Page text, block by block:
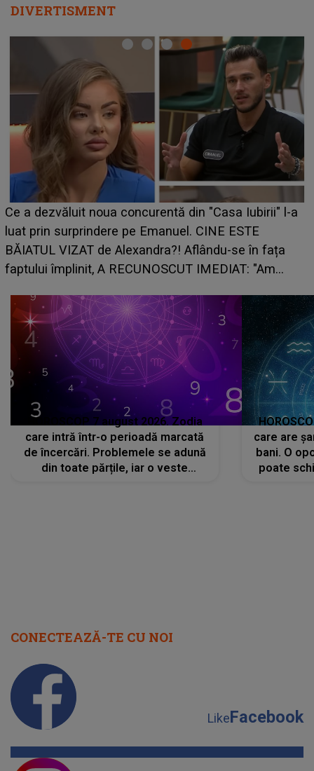
DIVERTISMENT
din "Casa Iubirii" l-a
CINE ESTE
Aflându-se în fața
IMEDIAT: "Am
HOROSCOP de weekend,
care riscă să rămână fără
grabă îi aduce pierderi
planurile peste cap
HOROSCOP 7 august 2026. Zodia
care intră într-o perioadă marcată
de încercări. Problemele se adună
din toate părțile, iar o veste
care are
bani. O
poate
CONECTEAZĂ-TE CU NOI
LikeFacebook